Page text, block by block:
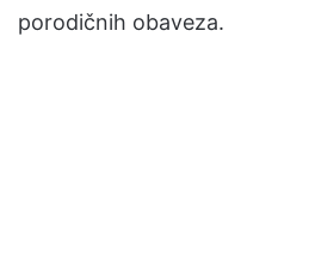
porodičnih obaveza.